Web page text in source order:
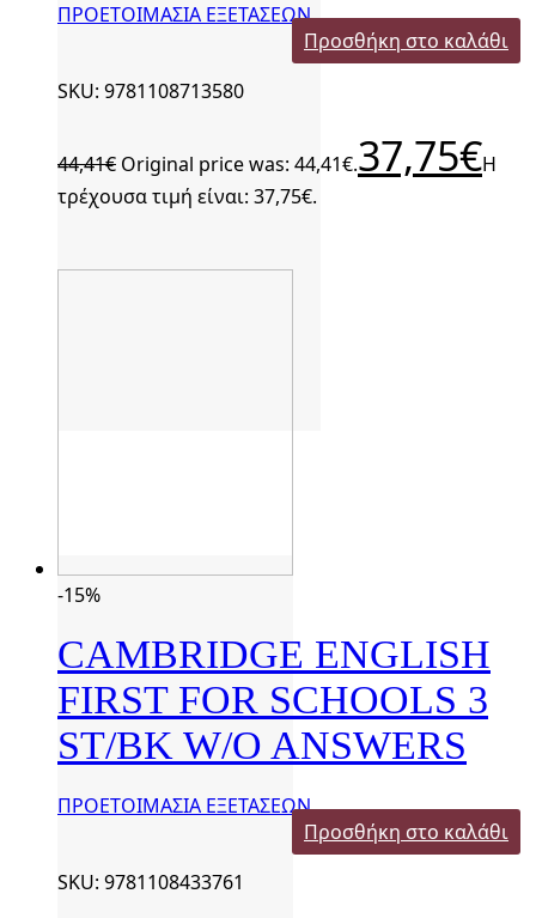
ΠΡΟΕΤΟΙΜΑΣΙΑ ΕΞΕΤΑΣΕΩΝ
Προσθήκη στο καλάθι
SKU: 9781108713580
44,41€ Original price was: 44,41€.37,75€Η
τρέχουσα τιμή είναι: 37,75€.
-15%
CAMBRIDGE ENGLISH
FIRST FOR SCHOOLS 3
ST/BK W/O ANSWERS
ΠΡΟΕΤΟΙΜΑΣΙΑ ΕΞΕΤΑΣΕΩΝ
Προσθήκη στο καλάθι
SKU: 9781108433761